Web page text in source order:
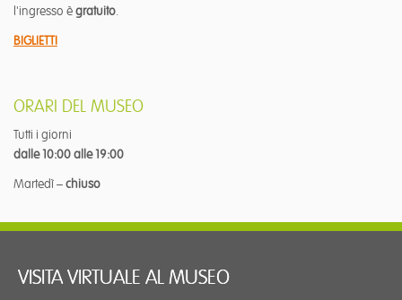
l'ingresso ègratuito.
BIGLIETTI
ORARI DEL MUSEO
Tutti i giorni
dalle 10:00 alle 19:00
Martedì –chiuso
VISITA VIRTUALE AL MUSEO